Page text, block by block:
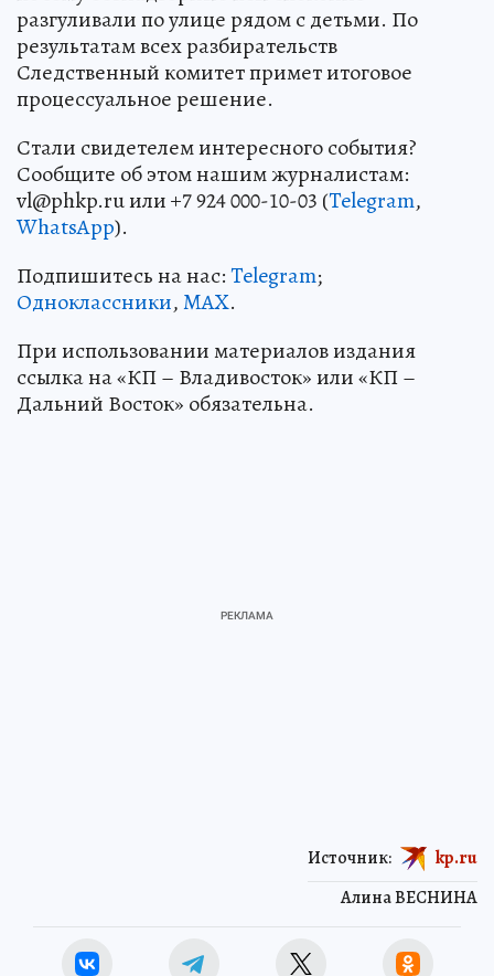
разгуливали по улице рядом с детьми. По
результатам всех разбирательств
Следственный комитет примет итоговое
процессуальное решение.
Стали свидетелем интересного события?
Сообщите об этом нашим журналистам:
vl@phkp.ru или +7 924 000-10-03 (Telegram,
WhatsApp).
Подпишитесь на нас:Telegram;
Одноклассники,MAX.
При использовании материалов издания
ссылка на «КП – Владивосток» или «КП –
Дальний Восток» обязательна.
Алина ВЕСНИНА
Источник: kp.ru